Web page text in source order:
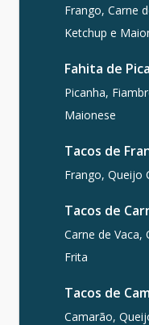
Frango, Carne
Ketchup e
Fahita de
Picanha,
Maionese
Tacos de
Frango, Queijo
Tacos de
Carne de Vaca,
Frita
Tacos de
Camarão,